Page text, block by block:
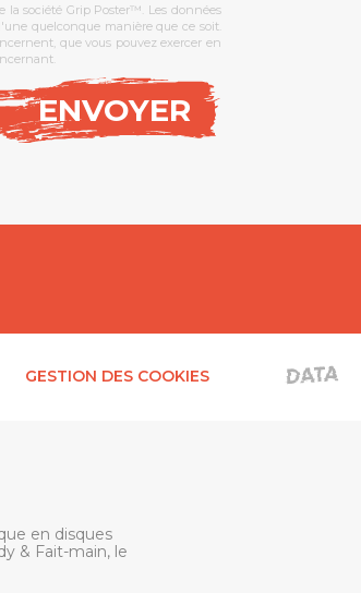
société Grip Poster™. Les données
quelconque manière que ce soit.
que vous pouvez exercer en
GESTION DES COOKIES
en disques
& Fait-main, le